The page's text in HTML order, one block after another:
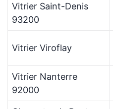
Vitrier Saint-Denis
93200
Vitrier Viroflay
Vitrier Nanterre
92000